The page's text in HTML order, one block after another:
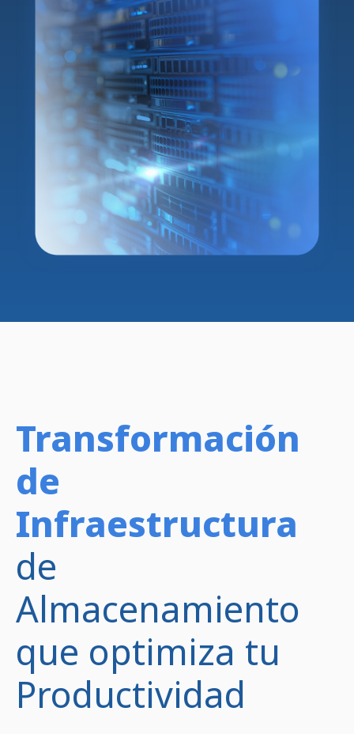
Transformación
de
Infraestructura
de
Almacenamiento
que optimiza tu
Productividad